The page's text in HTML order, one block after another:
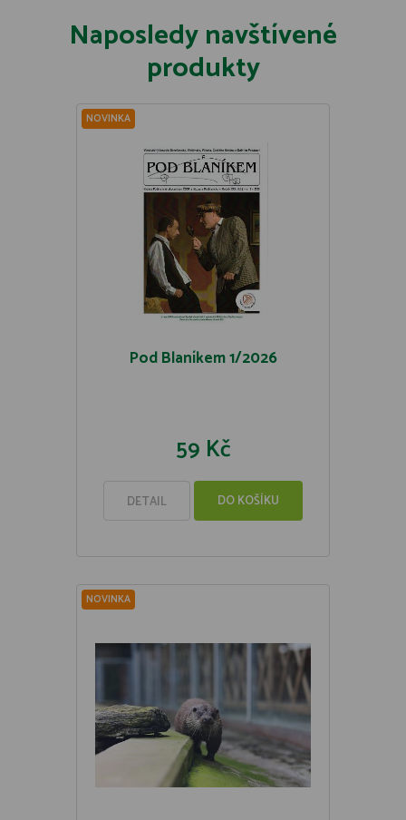
Naposledy navštívené
produkty
NOVINKA
Pod Blaníkem 1/2026
59 Kč
DETAIL DO KOŠÍKU
NOVINKA